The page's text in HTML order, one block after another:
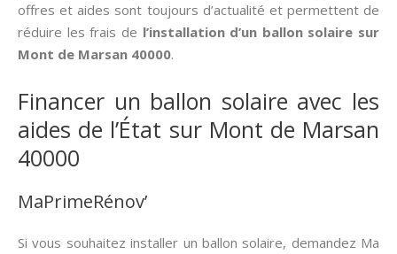
offres et aides sont toujours d’actualité et permettent de
réduire les frais de l’installation d’un ballon solaire sur
Mont de Marsan 40000.
Financer un ballon solaire avec les
aides de l’État sur Mont de Marsan
40000
MaPrimeRénov’
Si vous souhaitez installer un ballon solaire, demandez Ma